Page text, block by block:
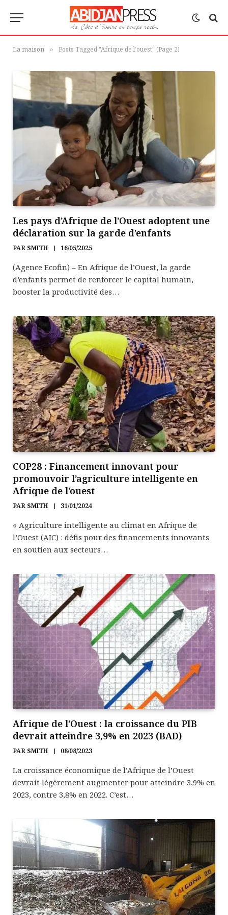
La maison » Posts Tagged "Afrique de l’ouest" (Page 2)
Les pays d’Afrique de l’Ouest adoptent une
déclaration sur la garde d’enfants
PAR SMITH 16/05/2025
(Agence Ecofin) – En Afrique de l’Ouest, la garde
d’enfants permet de renforcer le capital humain,
booster la productivité des…
COP28 : Financement innovant pour
promouvoir l’agriculture intelligente en
Afrique de l’ouest
PAR SMITH 31/01/2024
« Agriculture intelligente au climat en Afrique de
l’Ouest (AIC) : défis pour des financements innovants
en soutien aux secteurs…
Afrique de l’Ouest : la croissance du PIB
devrait atteindre 3,9% en 2023 (BAD)
PAR SMITH 08/08/2023
La croissance économique de l’Afrique de l’Ouest
devrait légèrement augmenter pour atteindre 3,9% en
2023, contre 3,8% en 2022. C’est…